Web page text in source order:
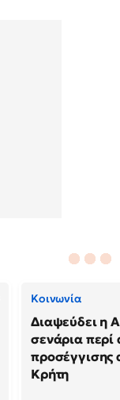
Κοινωνία
Διαψεύδει η
σενάρια περί
προσέγγισης
Κρήτη